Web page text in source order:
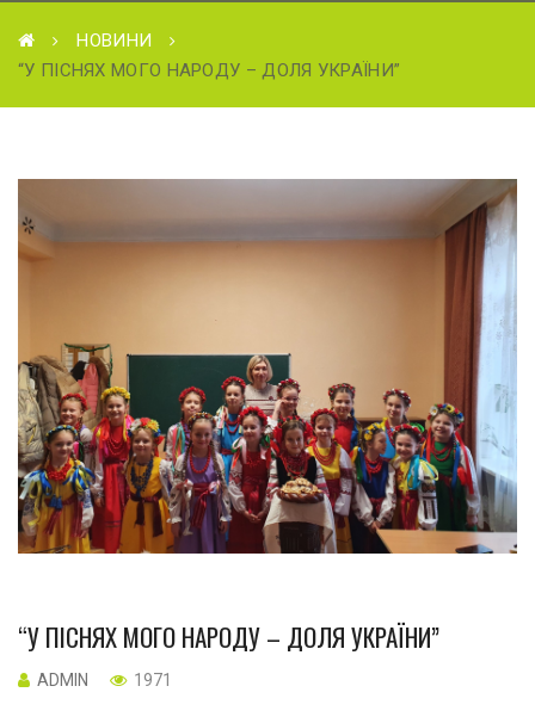
НОВИНИ
“У ПІСНЯХ МОГО НАРОДУ – ДОЛЯ УКРАЇНИ”
“У ПІСНЯХ МОГО НАРОДУ – ДОЛЯ УКРАЇНИ”
ADMIN 1971